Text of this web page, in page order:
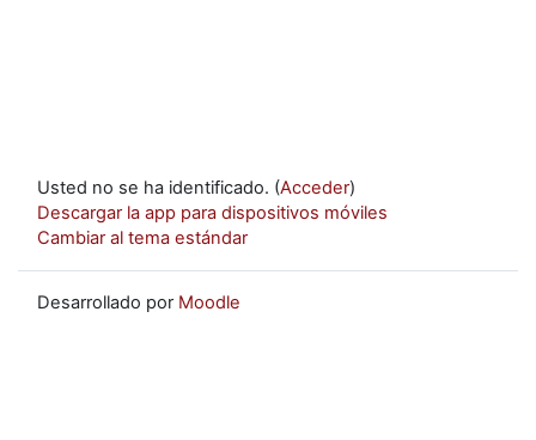
Usted no se ha identificado. (Acceder)
Descargar la app para dispositivos móviles
Cambiar al tema estándar
Desarrollado por Moodle